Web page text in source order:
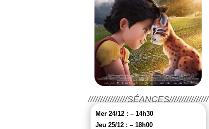
////////////////SÉANCES////////////////
Mer 24/12 : – 14h30
Jeu 25/12 : – 18h00